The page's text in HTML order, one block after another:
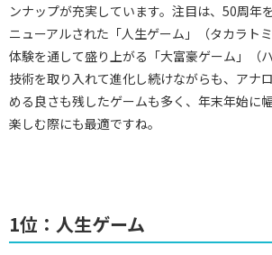
ンナップが充実しています。注目は、50周年
ニューアルされた「人生ゲーム」（タカラト
体験を通して盛り上がる「大富豪ゲーム」（
技術を取り入れて進化し続けながらも、アナ
める良さも残したゲームも多く、年末年始に
楽しむ際にも最適ですね。
1位：人生ゲーム